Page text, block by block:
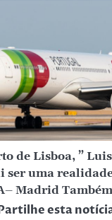
de Lisboa, ” Luis
ser uma
Madrid
esta